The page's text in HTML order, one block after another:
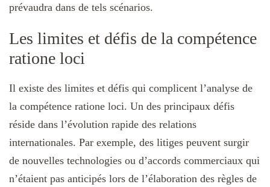
prévaudra dans de tels scénarios.
Les limites et défis de la compétence
ratione loci
Il existe des limites et défis qui complicent l’analyse de
la compétence ratione loci. Un des principaux défis
réside dans l’évolution rapide des relations
internationales. Par exemple, des litiges peuvent surgir
de nouvelles technologies ou d’accords commerciaux qui
n’étaient pas anticipés lors de l’élaboration des règles de